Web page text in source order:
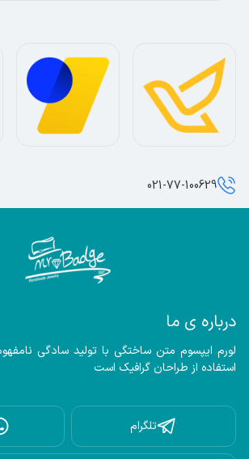
درباره ی ما
استفاده از طراحان گرافیک است
تلگرام
021-77-100629